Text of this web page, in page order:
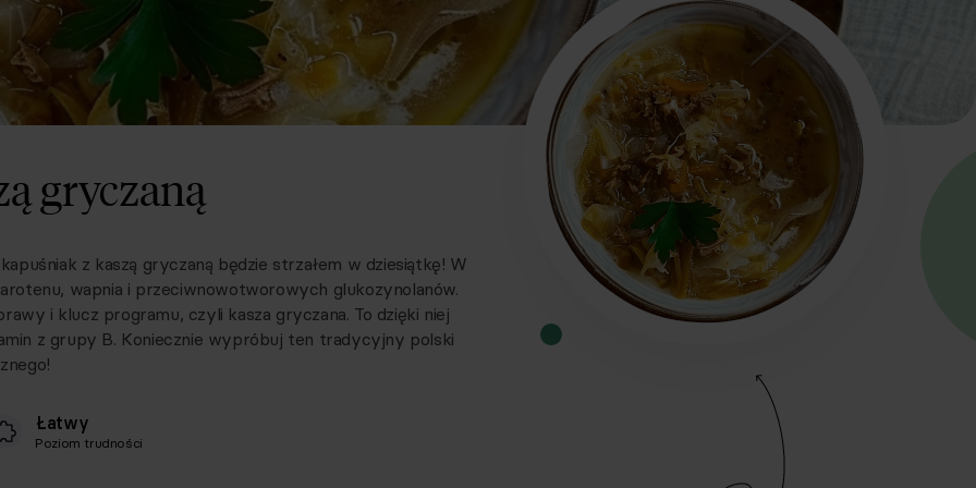
gryczaną
z kaszą gryczaną będzie strzałem w dziesiątkę! W
wapnia i przeciwnowotworowych glukozynolanów.
i klucz programu, czyli kasza gryczana. To dzięki niej
z grupy B. Koniecznie wypróbuj ten tradycyjny polski
Łatwy
Poziom trudności